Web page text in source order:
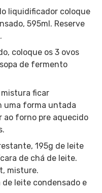
liquidificador coloque
595ml. Reserve
coloque os 3 ovos
de fermento
ficar
uma forma untada
ao forno pre aquecido
195g de leite
de chá de leite.
misture.
de leite condensado e